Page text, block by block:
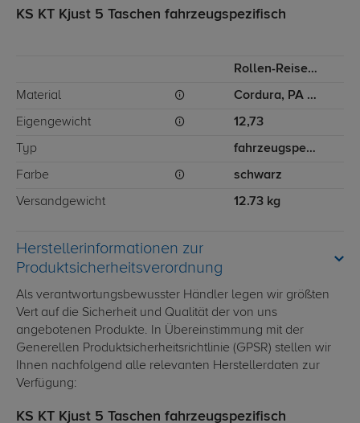
KS KT Kjust 5 Taschen fahrzeugspezifisch
Rollen-Reisetasche, Flugzeughandtasche
Material Cordura, PA (Polyamid), PU (Polyurethan)
Eigengewicht 12,73
Typ fahrzeugspezifisch
Farbe schwarz
Versandgewicht 12.73 kg
Herstellerinformationen zur
Produktsicherheitsverordnung
Als verantwortungsbewusster Händler legen wir größten
Vert auf die Sicherheit und Qualität der von uns
angebotenen Produkte. In Übereinstimmung mit der
Generellen Produktsicherheitsrichtlinie (GPSR) stellen wir
Ihnen nachfolgend alle relevanten Herstellerdaten zur
Verfügung:
KS KT Kjust 5 Taschen fahrzeugspezifisch